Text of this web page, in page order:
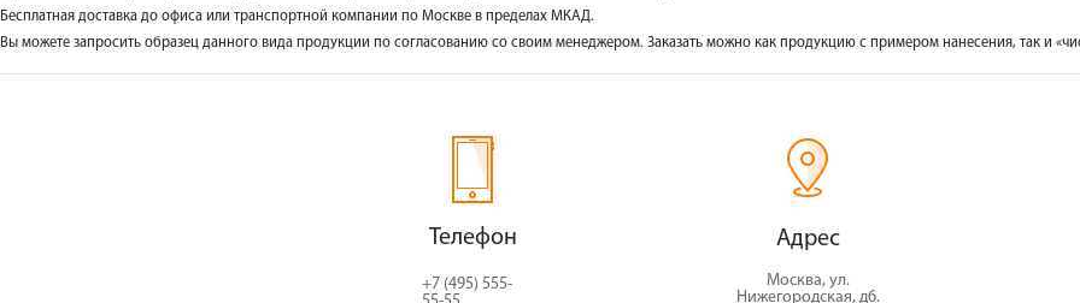
Бесплатная доставка до офиса или транспортной компании по Москве в пределах МКАД.
Вы можете запросить образец данного вида продукции по согласованию со своим менеджером. Заказать можно как продукцию с примером нанесения, так и
Телефон
+7 (495) 555-
Адрес
Москва, ул.
Нижегородская, д6.